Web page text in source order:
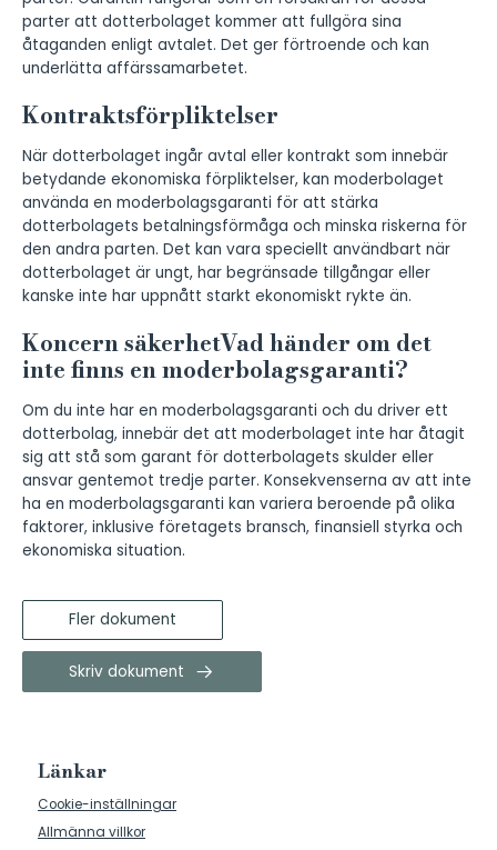
parter att dotterbolaget kommer att fullgöra sina
åtaganden enligt avtalet. Det ger förtroende och kan
underlätta affärssamarbetet.
Kontraktsförpliktelser
När dotterbolaget ingår avtal eller kontrakt som innebär
betydande ekonomiska förpliktelser, kan moderbolaget
använda en moderbolagsgaranti för att stärka
dotterbolagets betalningsförmåga och minska riskerna för
den andra parten. Det kan vara speciellt användbart när
dotterbolaget är ungt, har begränsade tillgångar eller
kanske inte har uppnått starkt ekonomiskt rykte än.
Koncern säkerhetVad händer om det
inte finns en moderbolagsgaranti?
Om du inte har en moderbolagsgaranti och du driver ett
dotterbolag, innebär det att moderbolaget inte har åtagit
sig att stå som garant för dotterbolagets skulder eller
ansvar gentemot tredje parter. Konsekvenserna av att inte
ha en moderbolagsgaranti kan variera beroende på olika
faktorer, inklusive företagets bransch, finansiell styrka och
ekonomiska situation.
Fler dokument
Skriv dokument
Länkar
Cookie-inställningar
Allmänna villkor